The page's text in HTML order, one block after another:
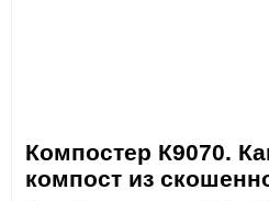
Компостер К9070.
компост из